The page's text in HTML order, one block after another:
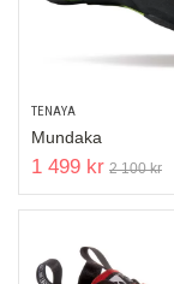
TENAYA
Mundaka
1 499 kr 2 100 kr